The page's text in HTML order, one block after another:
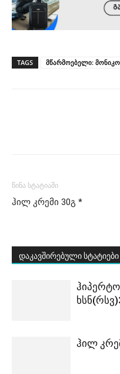
TAGS მწარმოებელი: მონიკო
წინა სტატიაში
ჰილ კრემი 30გ *
დაკავშირებული სტატიები
ჰილ